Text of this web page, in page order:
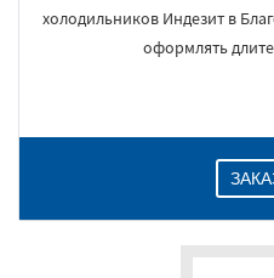
холодильников Индезит в
оформлять